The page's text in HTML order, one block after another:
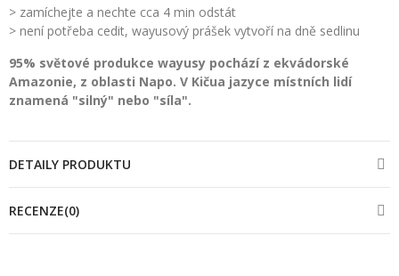
> zamíchejte a nechte cca 4 min odstát
> není potřeba cedit, wayusový prášek vytvoří na dně sedlinu
95% světové produkce wayusy pochází z ekvádorské
Amazonie, z oblasti Napo. V Kičua jazyce místních lidí
znamená "silný" nebo "síla".
DETAILY PRODUKTU
RECENZE(0)